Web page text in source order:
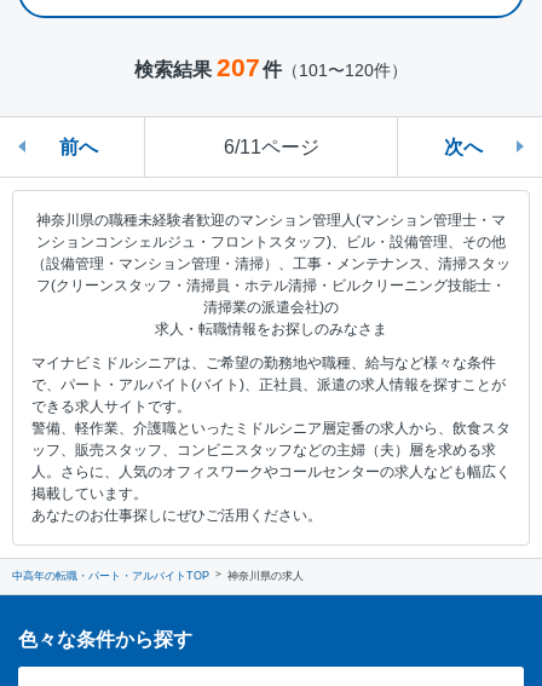
検索結果 207件（101〜120件）
前へ 6/11ページ 次へ
神奈川県の職種未経験者歓迎のマンション管理人(マンション管理士・マ
ンションコンシェルジュ・フロントスタッフ)、ビル・設備管理、その他
（設備管理・マンション管理・清掃）、工事・メンテナンス、清掃スタッ
フ(クリーンスタッフ・清掃員・ホテル清掃・ビルクリーニング技能士・
清掃業の派遣会社)の
求人・転職情報をお探しのみなさま
マイナビミドルシニアは、ご希望の勤務地や職種、給与など様々な条件
で、パート・アルバイト(バイト)、正社員、派遣の求人情報を探すことが
できる求人サイトです。
警備、軽作業、介護職といったミドルシニア層定番の求人から、飲食スタ
ッフ、販売スタッフ、コンビニスタッフなどの主婦（夫）層を求める求
人。さらに、人気のオフィスワークやコールセンターの求人なども幅広く
掲載しています。
あなたのお仕事探しにぜひご活用ください。
中高年の転職・パート・アルバイトTOP 神奈川県の求人
色々な条件から探す